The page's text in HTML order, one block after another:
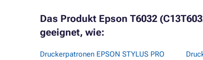
Das Produkt Epson T6032
geeignet, wie:
Druckerpatronen EPSON STYLUS PRO